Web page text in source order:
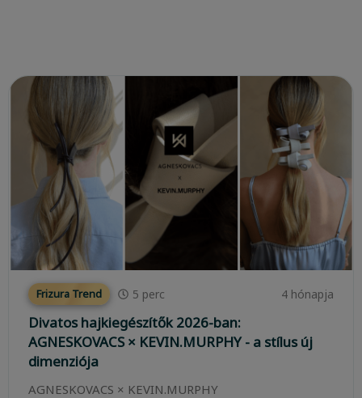
Frizura Trend 5 perc 4 hónapja
Divatos hajkiegészítők 2026-ban:
AGNESKOVACS × KEVIN.MURPHY - a stílus új
dimenziója
AGNESKOVACS × KEVIN.MURPHY